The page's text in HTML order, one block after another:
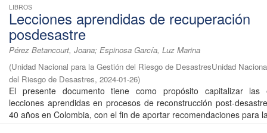
LIBROS
Lecciones aprendidas de recuperación
posdesastre
Pérez Betancourt, Joana; Espinosa García, Luz Marina
(Unidad Nacional para la Gestión del Riesgo de DesastresUnidad
del Riesgo de Desastres, 2024-01-26)
El presente documento tiene como propósito capitalizar las
lecciones aprendidas en procesos de reconstrucción post-
40 años en Colombia, con el fin de aportar recomendaciones para